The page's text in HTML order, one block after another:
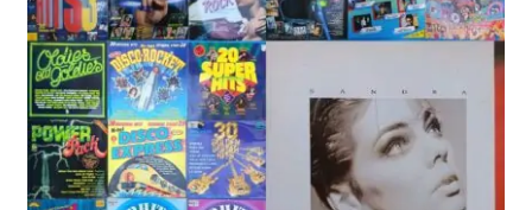
Oferta lunii
Contul meu
Blog